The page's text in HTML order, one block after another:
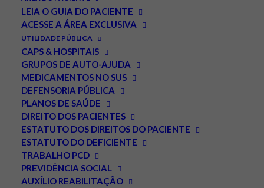
LEIA O GUIA DO PACIENTE
ACESSE A ÁREA EXCLUSIVA
UTILIDADE PÚBLICA
CAPS & HOSPITAIS
GRUPOS DE AUTO-AJUDA
MEDICAMENTOS NO SUS
DEFENSORIA PÚBLICA
PLANOS DE SAÚDE
DIREITO DOS PACIENTES
ESTATUTO DOS DIREITOS DO PACIENTE
ESTATUTO DO DEFICIENTE
TRABALHO PCD
PREVIDÊNCIA SOCIAL
AUXÍLIO REABILITAÇÃO
Unifesp aponta dano
cerebral para usuários
leves de maconha.
NOVEMBRO 9, 2010 INNOTÍCIAS